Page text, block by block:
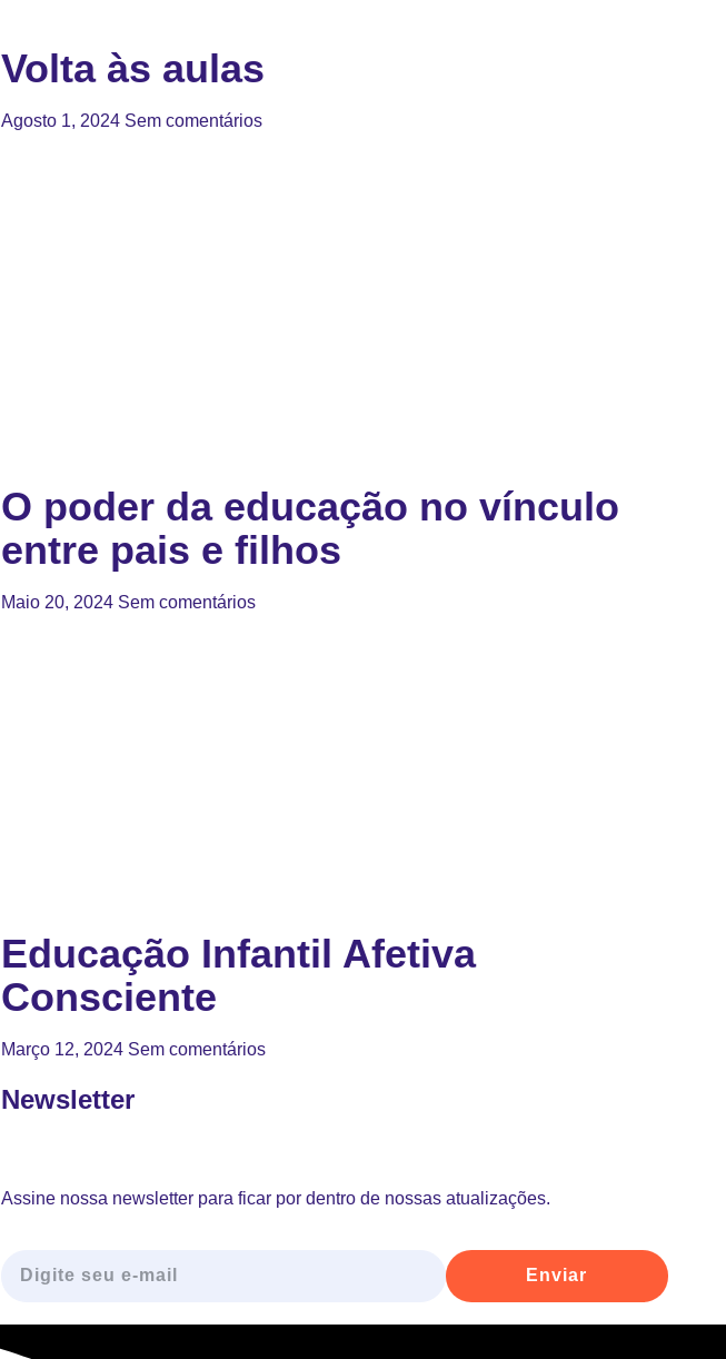
Volta às aulas
Agosto 1, 2024 Sem comentários
O poder da educação no vínculo
entre pais e filhos
Maio 20, 2024 Sem comentários
Educação Infantil Afetiva
Consciente
Março 12, 2024 Sem comentários
Newsletter
Assine nossa newsletter para ficar por dentro de nossas atualizações.
Enviar